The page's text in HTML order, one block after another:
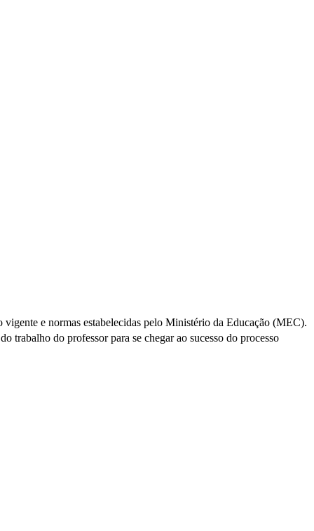
e normas estabelecidas pelo Ministério da Educação (MEC).
trabalho do professor para se chegar ao sucesso do processo